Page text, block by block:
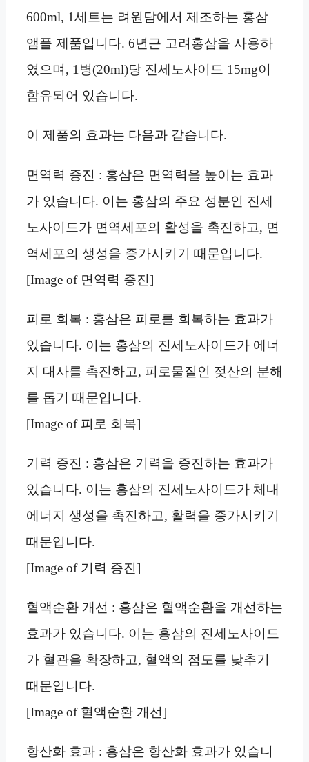
600ml, 1세트는 려원담에서 제조하는 홍삼
앰플 제품입니다. 6년근 고려홍삼을 사용하
였으며, 1병(20ml)당 진세노사이드 15mg이
함유되어 있습니다.
이 제품의 효과는 다음과 같습니다.
면역력 증진 : 홍삼은 면역력을 높이는 효과
가 있습니다. 이는 홍삼의 주요 성분인 진세
노사이드가 면역세포의 활성을 촉진하고, 면
역세포의 생성을 증가시키기 때문입니다.
[Image of 면역력 증진]
피로 회복 : 홍삼은 피로를 회복하는 효과가
있습니다. 이는 홍삼의 진세노사이드가 에너
지 대사를 촉진하고, 피로물질인 젖산의 분해
를 돕기 때문입니다.
[Image of 피로 회복]
기력 증진 : 홍삼은 기력을 증진하는 효과가
있습니다. 이는 홍삼의 진세노사이드가 체내
에너지 생성을 촉진하고, 활력을 증가시키기
때문입니다.
[Image of 기력 증진]
혈액순환 개선 : 홍삼은 혈액순환을 개선하는
효과가 있습니다. 이는 홍삼의 진세노사이드
가 혈관을 확장하고, 혈액의 점도를 낮추기
때문입니다.
[Image of 혈액순환 개선]
항산화 효과 : 홍삼은 항산화 효과가 있습니